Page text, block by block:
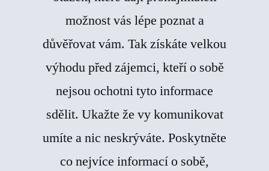
možnost vás lépe poznat a
důvěřovat vám. Tak získáte velkou
výhodu před zájemci, kteří o sobě
nejsou ochotni tyto informace
sdělit. Ukažte že vy komunikovat
umíte a nic neskrýváte. Poskytněte
co nejvíce informací o sobě,